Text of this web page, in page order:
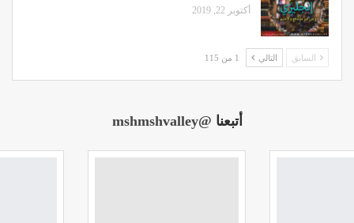
أكتوبر 22, 2019
السابق التالي 1 من 115
أتبعنا @mshmshvalley